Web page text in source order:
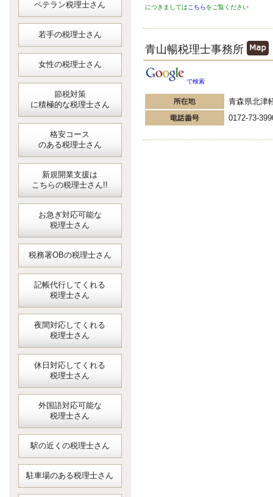
ベテラン税理士さん
若手の税理士さん
女性の税理士さん
節税対策
に積極的な税理士さん
格安コース
のある税理士さん
新規開業支援は
こちらの税理士さん!!
お急ぎ対応可能な
税理士さん
税務署OBの税理士さん
記帳代行してくれる
税理士さん
夜間対応してくれる
税理士さん
休日対応してくれる
税理士さん
外国語対応可能な
税理士さん
駅の近くの税理士さん
駐車場のある税理士さん
につきましては こちらをご覧ください
青山暢税理士事務所
で検索
青森県北津
0172-73-